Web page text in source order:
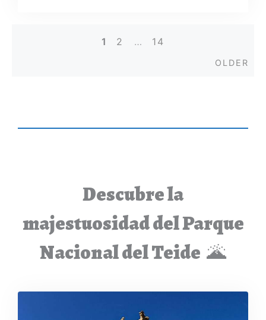
1 2 …
14
OLDER
Descubre la
majestuosidad del Parque
Nacional del Teide 🌋